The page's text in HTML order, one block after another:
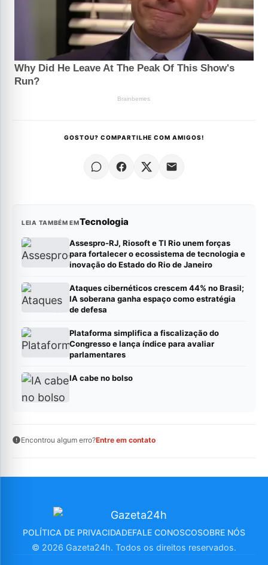
GOSTOU? COMPARTILHE COM AMIGOS!
LEIA TAMBÉM EMTecnologia
Assespro-RJ, Riosoft e TI Rio unem forças
para fortalecer o ecossistema de tecnologia e
inovação do Estado do Rio de Janeiro
Ataques cibernéticos crescem 44% no Brasil;
IA soberana ganha espaço como estratégia
de defesa
Plataforma simplifica a fiscalização do
Congresso e lança índice para avaliar
parlamentares
IA cabe no bolso
Encontrou algum erro?Entre em contato
POLÍTICA DE PRIVACIDADEFALE CONOSCOSOBRE NÓS
© 2026 Gazeta24h. Todos os direitos reservados.